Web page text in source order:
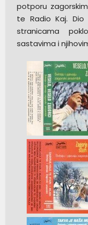
potporu
te Radio Kaj.
stranicama
sastavima i